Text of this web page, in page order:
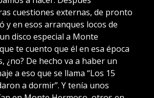
cuestiones externas, de pronto
y en esos arranques locos de
disco especial a Monte
te cuento que él en esa época
¿no? De hecho va a haber un
a eso que se llama “Los 15
a dormir”. Y tenía unos